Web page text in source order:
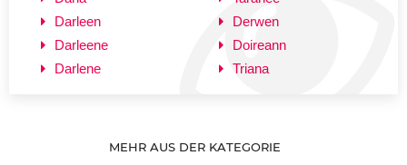
Darleen
Darleene
Darlene
Derwen
Doireann
Triana
MEHR AUS DER KATEGORIE